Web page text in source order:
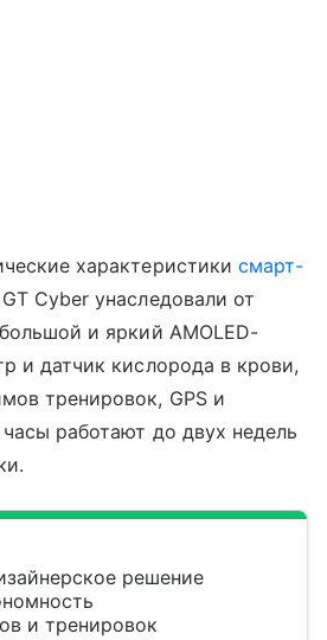
характеристики смарт-
Cyber унаследовали от
и яркий AMOLED-
и датчик кислорода в крови,
тренировок, GPS и
работают до двух недель
решение
и тренировок